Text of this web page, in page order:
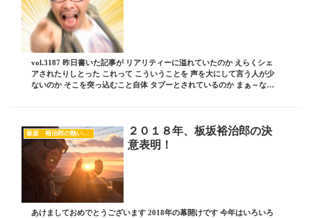
vol.3187 昨日書いた記事が リアリティーに溢れていたのか えらくシェ
アされたりしとった これって こういうことを 声を大にして言う人が少
ないのか そこを突っ込むこと自体 タブーとされているのか まぁ～なん
板坂 裕治郎の熱い想い
２０１８年、板坂裕治郎の決
意表明！
あけましておめでとうございます 2018年の幕開けです 今年はいろいろ